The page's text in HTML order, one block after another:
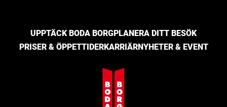
UPPTÄCK BODA BORGPLANERA DITT BESÖK
PRISER & ÖPPETTIDERKARRIÄRNYHETER & EVENT